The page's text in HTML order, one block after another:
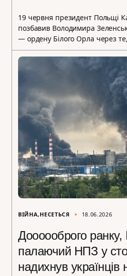
19 червня президент Польщі
позбавив Володимира
— ордену Білого Орла через
ВІЙНА НЕСЕТЬСЯ 18.06.2026
Доооооброго
палаючий НПЗ у
надихнув